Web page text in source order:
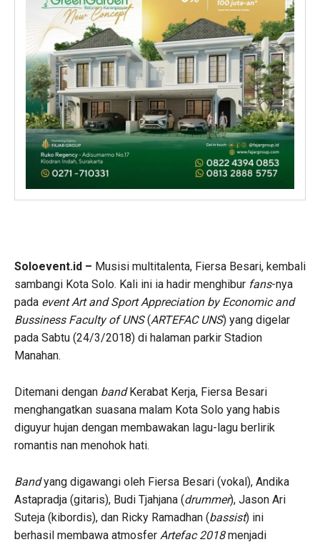
Soloevent.id – Musisi multitalenta, Fiersa Besari, kembali
sambangi Kota Solo. Kali ini ia hadir menghibur fans-nya
pada event Art and Sport Appreciation by Economic and
Bussiness Faculty of UNS(ARTEFAC UNS) yang digelar
pada Sabtu (24/3/2018) di halaman parkir Stadion
Manahan.
Ditemani dengan bandKerabat Kerja, Fiersa Besari
menghangatkan suasana malam Kota Solo yang habis
diguyur hujan dengan membawakan lagu-lagu berlirik
romantis nan menohok hati.
Bandyang digawangi oleh Fiersa Besari (vokal), Andika
Astapradja (gitaris), Budi Tjahjana (drummer), Jason Ari
Suteja (kibordis), dan Ricky Ramadhan (bassist) ini
berhasil membawa atmosfer Artefac2018menjadi